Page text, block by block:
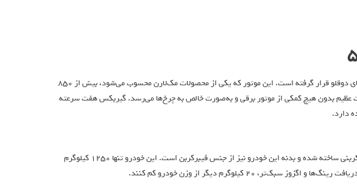
در قلب سوپراسپرت لازانته، موتور ۴ لیتری V8 با توربوشارژرهای دوقلو قرار گرفته است. این موتور که یکی از محصولات مک‌لارن محسوب می‌شود، بیش از ۸۵۰
این قدرت عظیم بدون هیچ کمکی از موتور برقی و به‌صورت خالص به چرخ‌ها می‌رسد. گیربکس هفت سرعته
دارد.
برای کاهش وزن، لانزانته ۹۵-۵۹ روی یک شاسی‌ یکپارچه فیبرکربنی ساخته شده و بدنه این خودرو نیز از جنس فیبرکربن است. این خودرو تنها ۱۲۵۰ کیلوگرم